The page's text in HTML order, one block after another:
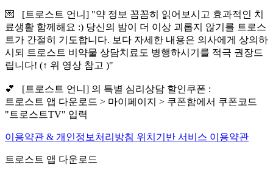
💌 [트로스트 언니] "약 정보 꼼꼼히 읽어보시고 효과적인 치
료생활 함께해요 :) 당신의 밤이 더 이상 괴롭지 않기를 트로스
트가 간절히 기도합니다. 보다 자세한 내용은 의사에게 상의하
시되 트로스트 비약물 상담치료도 병행하시기를 적극 권장드
립니다! (↑ 위 영상 참고 )"
💕 [트로스트 언니] 의 특별 심리상담 할인쿠폰 :
트로스트 앱 다운로드 > 마이페이지 > 쿠폰함에서 쿠폰코드
"트로스트TV" 입력
이용약관 & 개인정보처리방침 위치기반 서비스 이용약관
트로스트 앱 다운로드